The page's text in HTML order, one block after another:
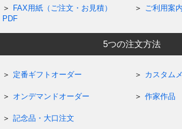
FAX用紙（ご注文・お見積）
PDF
ご利用案
5つの注文方法
定番ギフトオーダー カスタム
オンデマンドオーダー 作家作品
記念品・大口注文